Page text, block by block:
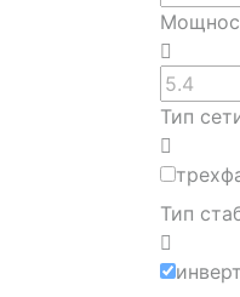
Тип
Тип